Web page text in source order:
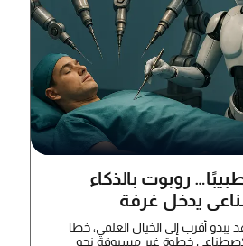
روبوت بالذكاء
يدخل غرفة
أقرب إلى الخيال العلمي، خطا
خطوة غير مسبوقة نحو